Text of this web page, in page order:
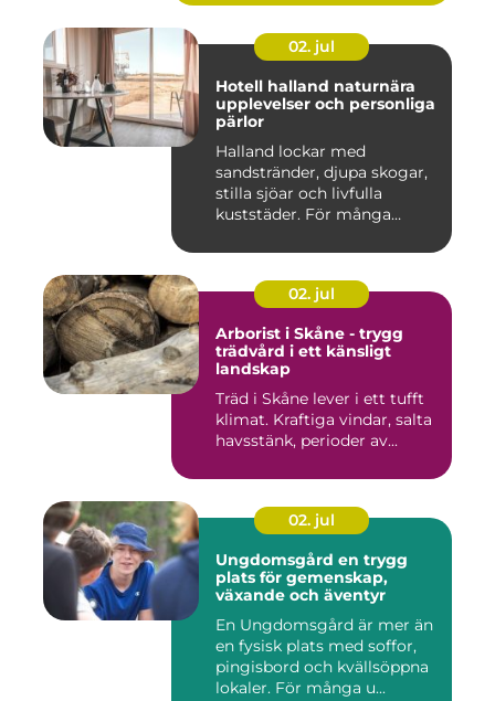
02. jul
Hotell halland naturnära
upplevelser och personliga
pärlor
Halland lockar med
sandstränder, djupa skogar,
stilla sjöar och livfulla
kuststäder. För många
02. jul
Arborist i Skåne - trygg
trädvård i ett känsligt
landskap
Träd i Skåne lever i ett tufft
klimat. Kraftiga vindar, salta
havsstänk, perioder av...
02. jul
Ungdomsgård en trygg
plats för gemenskap,
växande och äventyr
En Ungdomsgård är mer än
en fysisk plats med soffor,
pingisbord och kvällsöppna
lokaler. För många u...